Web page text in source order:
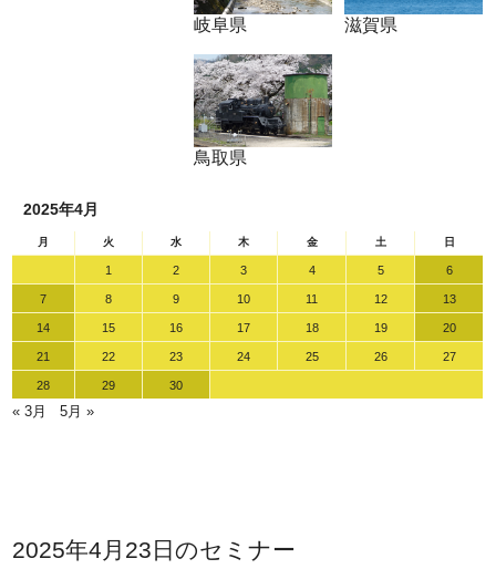
岐阜県 滋賀県
鳥取県
2025年4月
月 火 水 木 金 土 日
1 2 3 4 5 6
7 8 9 10 11 12 13
14 15 16 17 18 19 20
21 22 23 24 25 26 27
28 29 30
« 3月 5月 »
2025年4月23日のセミナー